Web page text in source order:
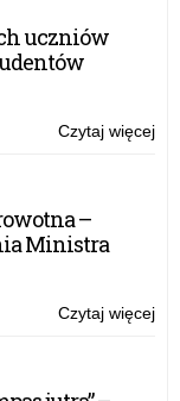
uczniów
Czytaj więcej
–
Ministra
Czytaj więcej